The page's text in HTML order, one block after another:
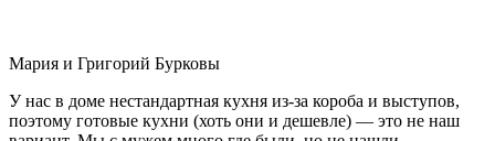
Мария и Григорий Бурковы
У нас в доме нестандартная кухня из-за короба и выступов,
поэтому готовые кухни (хоть они и дешевле) — это не наш